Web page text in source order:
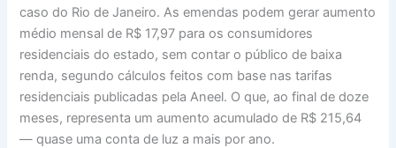
caso do Rio de Janeiro. As emendas podem gerar aumento
médio mensal de R$ 17,97 para os consumidores
residenciais do estado, sem contar o público de baixa
renda, segundo cálculos feitos com base nas tarifas
residenciais publicadas pela Aneel. O que, ao final de doze
meses, representa um aumento acumulado de R$ 215,64
— quase uma conta de luz a mais por ano.